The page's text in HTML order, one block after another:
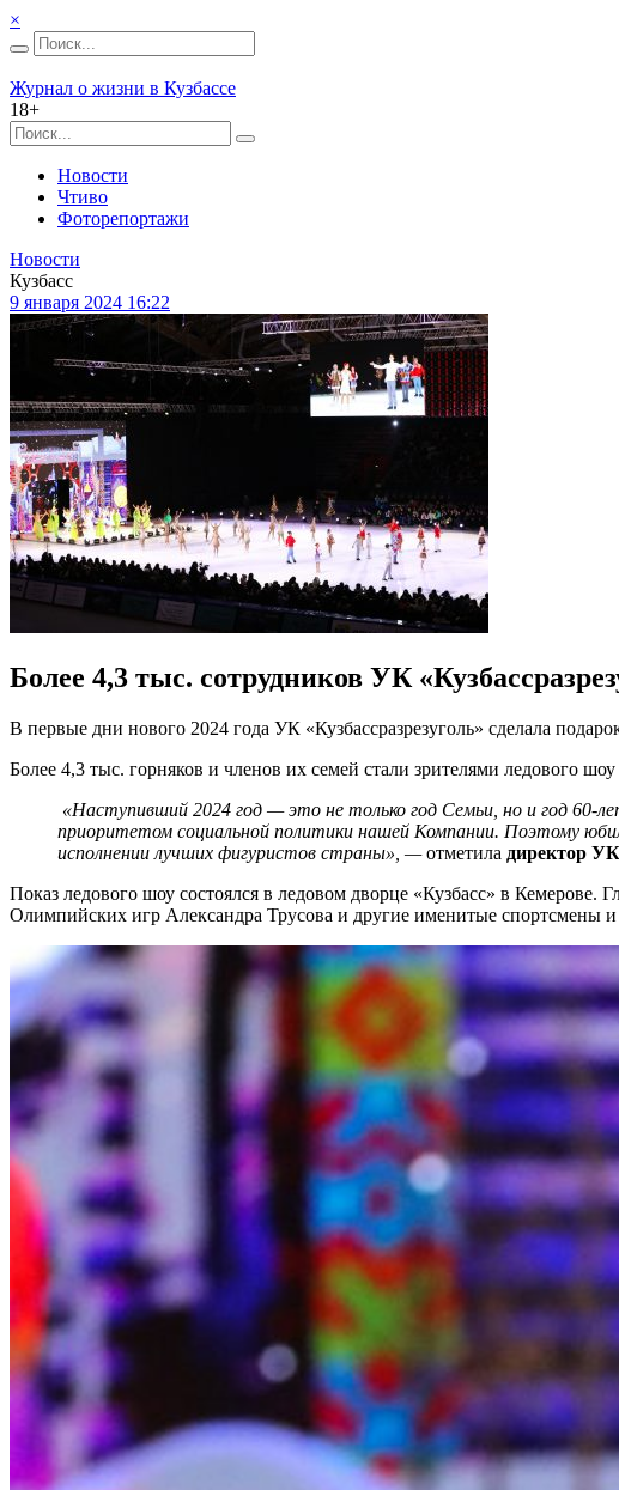
×
Журнал о жизни в Кузбассе
18+
Новости
Чтиво
Фоторепортажи
Новости
Кузбасс
9 января 2024 16:22
Более 4,3 тыс. сотрудников УК
В первые дни нового 2024 года УК «Кузбассразрезуголь» сделала
Более 4,3 тыс. горняков и членов их семей стали зрителями ледового
«Наступивший 2024 год — это не только год Семьи, но и год 60-
приоритетом социальной политики нашей Компании. Поэтому
исполнении лучших фигуристов страны», —отметила директор УК
Показ ледового шоу состоялся в ледовом дворце «Кузбасс» в
Олимпийских игр Александра Трусова и другие именитые спортсмены